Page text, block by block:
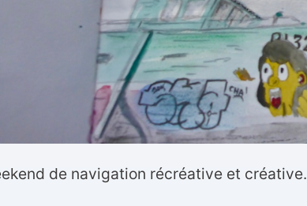
de navigation récréative et créative.